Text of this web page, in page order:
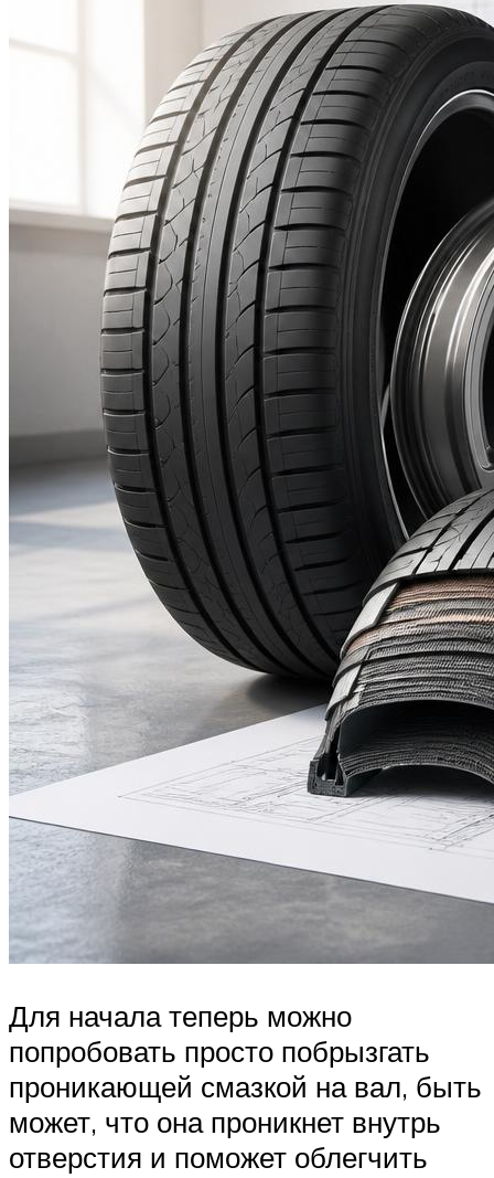
Для начала теперь можно
попробовать просто побрызгать
проникающей смазкой на вал, быть
может, что она проникнет внутрь
отверстия и поможет облегчить